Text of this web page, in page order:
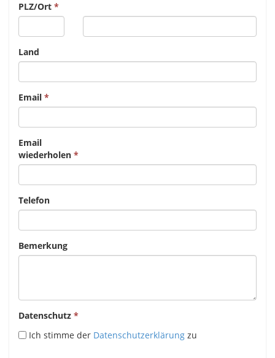
PLZ/Ort
Land
Email
Email
wiederholen
Telefon
Bemerkung
Datenschutz
Ich stimme der Datenschutzerklärung zu